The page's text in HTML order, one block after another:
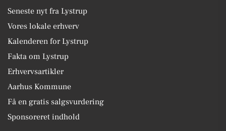
Seneste nyt fra Lystrup
Vores lokale erhverv
Kalenderen for Lystrup
Fakta om Lystrup
Erhvervsartikler
Aarhus Kommune
Få en gratis salgsvurdering
Sponsoreret indhold